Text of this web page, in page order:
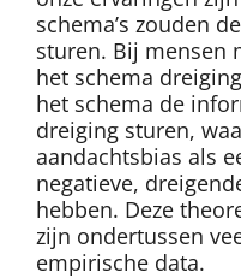
schema’s zouden
sturen. Bij mensen
het schema
het schema de
dreiging sturen,
aandachtsbias als
negatieve,
hebben. Deze
zijn ondertussen
empirische data.